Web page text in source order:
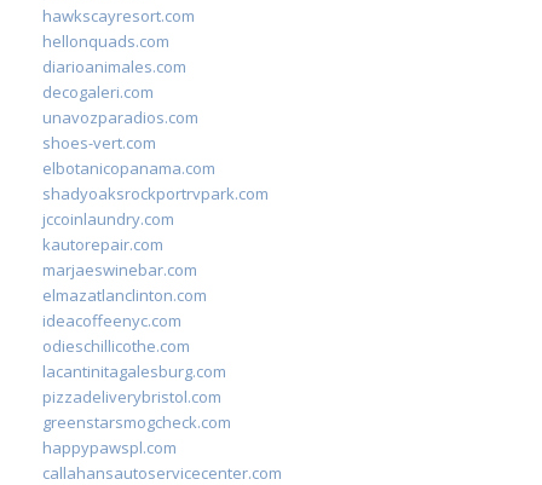
hawkscayresort.com
hellonquads.com
diarioanimales.com
decogaleri.com
unavozparadios.com
shoes-vert.com
elbotanicopanama.com
shadyoaksrockportrvpark.com
jccoinlaundry.com
kautorepair.com
marjaeswinebar.com
elmazatlanclinton.com
ideacoffeenyc.com
odieschillicothe.com
lacantinitagalesburg.com
pizzadeliverybristol.com
greenstarsmogcheck.com
happypawspl.com
callahansautoservicecenter.com